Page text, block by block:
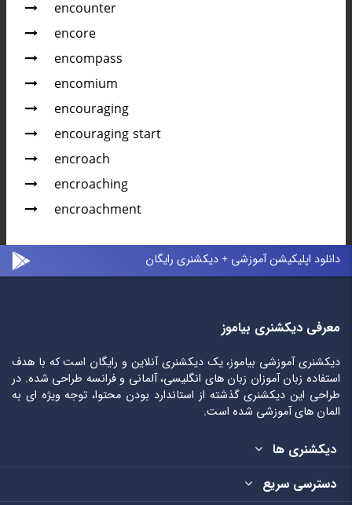
encounter
encore
encompass
encomium
encouraging
encouraging start
encroach
encroaching
encroachment
دانلود اپلیکیشن آموزشی + دیکشنری رایگان
معرفی دیکشنری بیاموز
دیکشنری آموزشی بیاموز، یک دیکشنری آنلاین و رایگان است که با هدف
استفاده زبان آموزان زبان های انگلیسی، آلمانی و فرانسه طراحی شده. در
طراحی این دیکشنری گذشته از استاندارد بودن محتوا، توجه ویژه ای به
المان های آموزشی شده است.
دیکشنری ها
دسترسی سریع